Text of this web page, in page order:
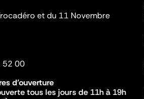
et du 11 Novembre
52 00
d'ouverture
tous les jours de 11h à 19h